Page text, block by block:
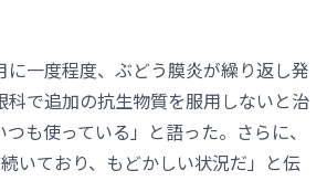
に一度程度、ぶどう膜炎が繰り返し発
科で追加の抗生物質を服用しないと治
も使っている」と語った。さらに、
続いており、もどかしい状況だ」と伝